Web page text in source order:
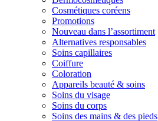
Cosmétiques coréens
Promotions
Nouveau dans l’assortiment
Alternatives responsables
Soins capillaires
Coiffure
Coloration
Appareils beauté & soins
Soins du visage
Soins du corps
Soins des mains & des pieds